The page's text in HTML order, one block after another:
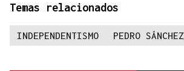
Temas relacionados
INDEPENDENTISMO PEDRO SÁNCHEZ